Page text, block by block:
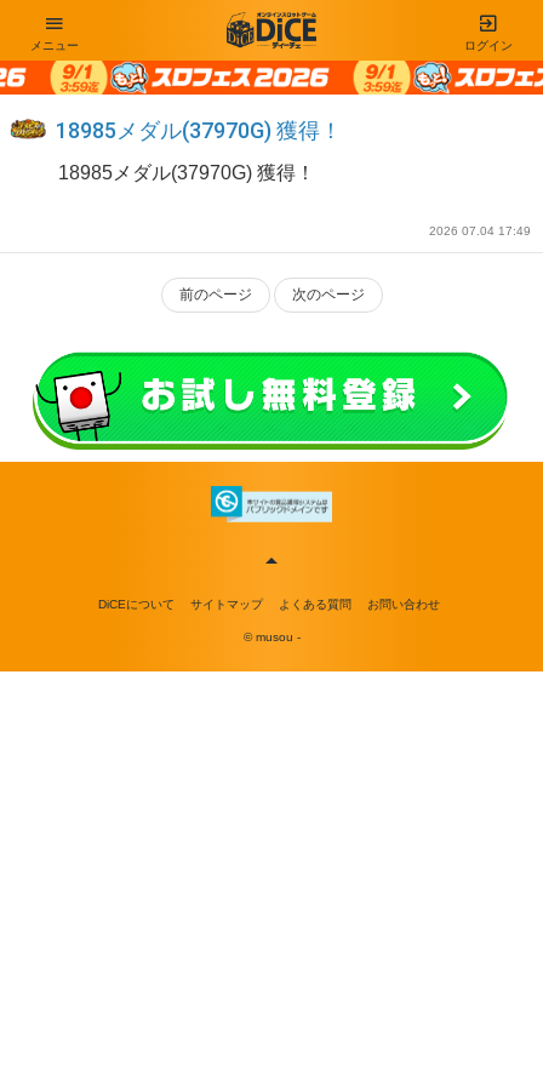
ログイン
メニュー
18985メダル(37970G) 獲得！
18985メダル(37970G) 獲得！
2026 07.04 17:49
前のページ 次のページ
DiCEについて サイトマップ よくある質問 お問い合わせ
© musou -